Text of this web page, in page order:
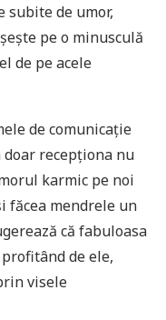
subite de umor,
pe o minusculă
de pe acele
de comunicație
recepționa nu
karmic pe noi
făcea mendrele un
că fabuloasa
de ele,
visele